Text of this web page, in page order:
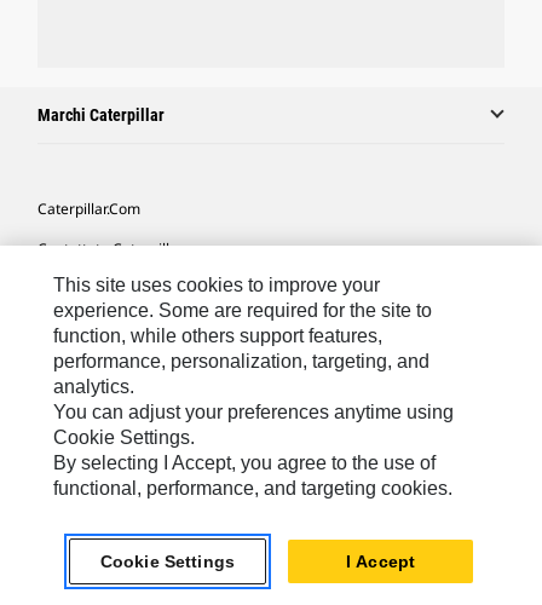
Marchi Caterpillar
Caterpillar.com
Contattate Caterpillar
Le Mie Preferenze Di Marketing
Mappa Del Sito
Cookie Settings
Informazioni Legali
Tutela Della Privacy
Europe - Italian © 2026 Caterpillar. Tutti i diritti riservati.
This site uses cookies to improve your
experience. Some are required for the site to
function, while others support features,
performance, personalization, targeting, and
analytics.
You can adjust your preferences anytime using
Cookie Settings.
By selecting I Accept, you agree to the use of
functional, performance, and targeting cookies.
Cookie Settings I Accept